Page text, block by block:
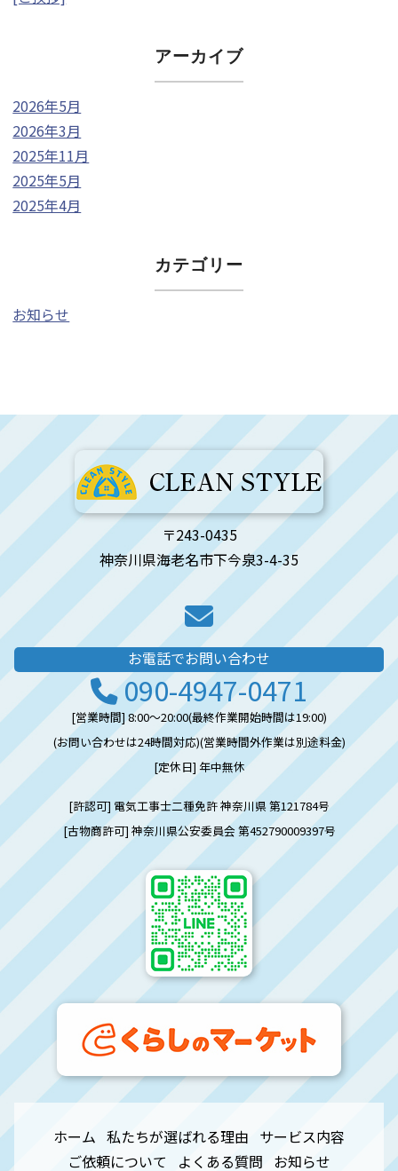
アーカイブ
2026年5月
2026年3月
2025年11月
2025年5月
2025年4月
カテゴリー
お知らせ
〒243-0435
神奈川県海老名市下今泉3-4-35
お電話でお問い合わせ
090-4947-0471
[営業時間] 8:00〜20:00(最終作業開始時間は19:00)
(お問い合わせは24時間対応)(営業時間外作業は別途料金)
[定休日] 年中無休
[許認可] 電気工事士二種免許 神奈川県 第121784号
[古物商許可] 神奈川県公安委員会 第452790009397号
ホーム 私たちが選ばれる理由 サービス内容
ご依頼について
よくある質問 お知らせ